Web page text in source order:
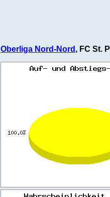
Oberliga Nord-Nord , FC St.